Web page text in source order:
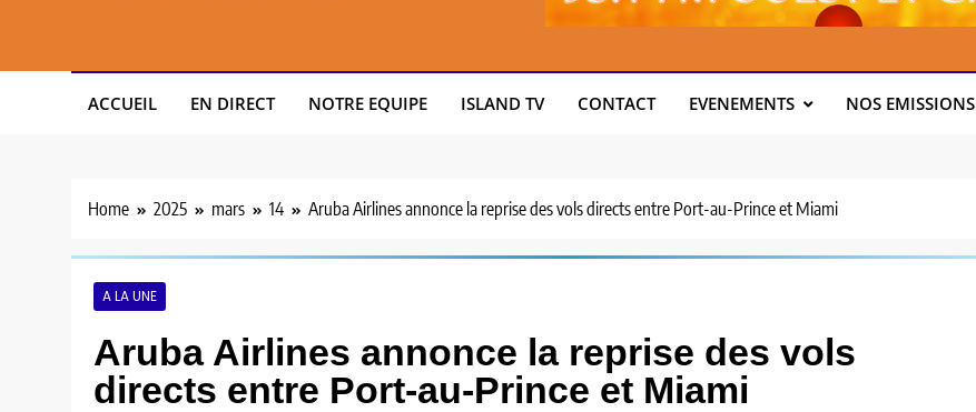
ACCUEIL EN DIRECT NOTRE EQUIPE ISLAND TV CONTACT EVENEMENTS NOS EMISSIONS
Home 2025 mars 14 Aruba Airlines annonce la reprise des vols directs entre Port-au-Prince et Miami
A LA UNE
Aruba Airlines annonce la reprise des vols
directs entre Port-au-Prince et Miami